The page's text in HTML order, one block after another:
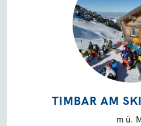
TIMBAR AM
m ü.